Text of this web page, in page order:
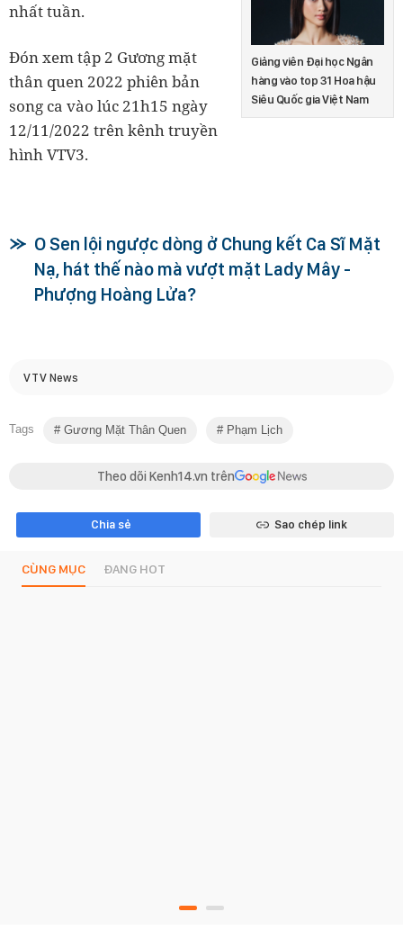
Giảng viên Đại học Ngân
hàng vào top 31 Hoa hậu
Siêu Quốc gia Việt Nam
nhất tuần.
Đón xem tập 2 Gương mặt
thân quen 2022 phiên bản
song ca vào lúc 21h15 ngày
12/11/2022 trên kênh truyền
hình VTV3.
O Sen lội ngược dòng ở Chung kết Ca Sĩ Mặt
Nạ, hát thế nào mà vượt mặt Lady Mây -
Phượng Hoàng Lửa?
VTV News
Tags Gương Mặt Thân Quen Phạm Lịch
Theo dõi Kenh14.vn trên
Chia sẻ Sao chép link
CÙNG MỤC ĐANG HOT